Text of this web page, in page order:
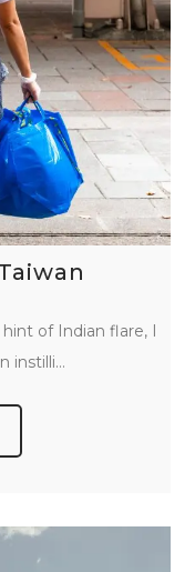
of Indian flare, I
instilli…